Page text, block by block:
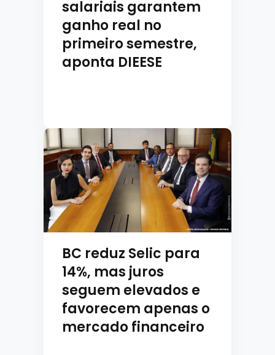
salariais garantem
ganho real no
primeiro semestre,
aponta DIEESE
BC reduz Selic para
14%, mas juros
seguem elevados e
favorecem apenas o
mercado financeiro